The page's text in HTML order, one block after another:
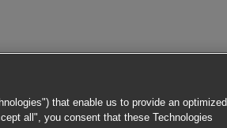
that enable us to provide an optimized
all", you consent that these Technologies